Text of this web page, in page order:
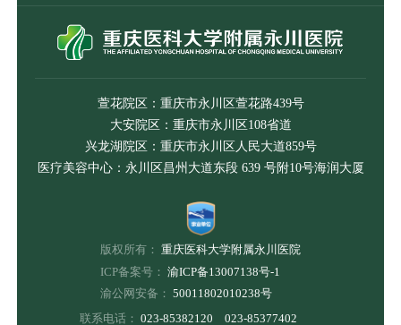
萱花院区：重庆市永川区萱花路439号
大安院区：重庆市永川区108省道
兴龙湖院区：重庆市永川区人民大道859号
医疗美容中心：永川区昌州大道东段 639 号附10号海润大厦
版权所有： 重庆医科大学附属永川医院
ICP备案号：
渝ICP备13007138号-1
渝公网安备： 50011802010238号
联系电话：
023-85382120 023-85377402